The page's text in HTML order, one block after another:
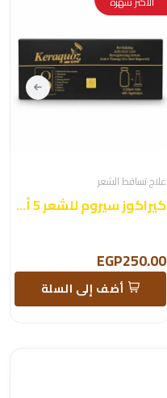
علاج تساقط الشعر
كيراكوز سيروم للشعر 5 أمبولات
EGP250.00
أضف إلى السلة